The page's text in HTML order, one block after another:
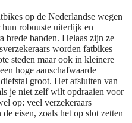
op de Nederlandse wegen
robuuste uiterlijk en
brede banden. Helaas zijn ze
worden fatbikes
steden maar ook in kleinere
hoge aanschafwaarde
groot. Het afsluiten van
je niet zelf wilt opdraaien voor
op: veel verzekeraars
eisen, zoals het op slot zetten